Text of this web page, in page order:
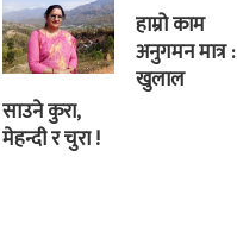
साउने कुरा,
मेहन्दी र चुरा !
हाम्रो काम
अनुगमन मात्र :
खुलाल